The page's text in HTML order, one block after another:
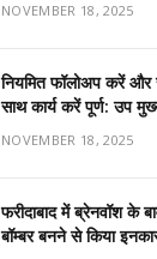
NOVEMBER 18, 2025
नियमित फॉलोअप करें और
साथ कार्य करें पूर्ण: उप
NOVEMBER 18, 2025
फरीदाबाद में ब्रेनवॉश के
बॉम्बर बनने से किया